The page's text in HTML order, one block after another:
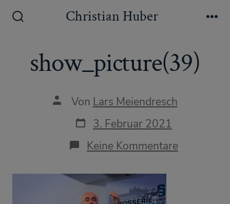
Inhalt
Christian Huber
show_picture(39)
Autor
Beitrags
Von Lars Meiendresch
Datum
des
Beitrags
3. Februar 2021
Keine Kommentare